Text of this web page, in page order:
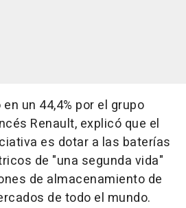
un 44,4% por el grupo
Renault, explicó que el
es dotar a las baterías
de "una segunda vida"
de almacenamiento de
de todo el mundo.